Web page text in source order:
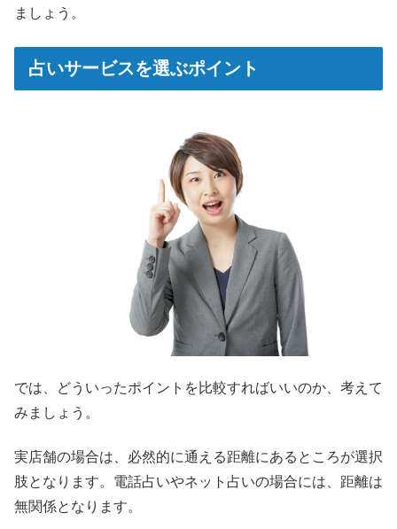
ましょう。
占いサービスを選ぶポイント
では、どういったポイントを比較すればいいのか、考えて
みましょう。
実店舗の場合は、必然的に通える距離にあるところが選択
肢となります。電話占いやネット占いの場合には、距離は
無関係となります。